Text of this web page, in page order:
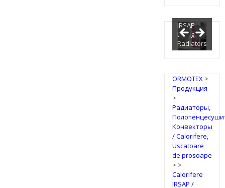
IRSAP
Design
Radiators
ORMOTEX>
Продукция
>
Радиаторы,
Конвекторы
/ Calorifere,
Uscatoare
de prosoape
> >
Calorifere
IRSAP /